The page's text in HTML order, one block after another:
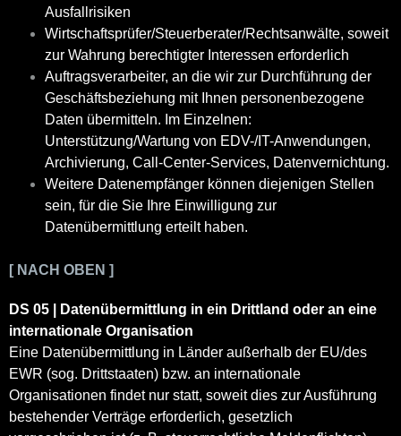
Ausfallrisiken
Wirtschaftsprüfer/Steuerberater/Rechtsanwälte, soweit
zur Wahrung berechtigter Interessen erforderlich
Auftragsverarbeiter, an die wir zur Durchführung der
Geschäftsbeziehung mit Ihnen personenbezogene
Daten übermitteln. Im Einzelnen:
Unterstützung/Wartung von EDV-/IT-Anwendungen,
Archivierung, Call-Center-Services, Datenvernichtung.
Weitere Datenempfänger können diejenigen Stellen
sein, für die Sie Ihre Einwilligung zur
Datenübermittlung erteilt haben.
[ NACH OBEN ]
DS 05 | Datenübermittlung in ein Drittland oder an eine
internationale Organisation
Eine Datenübermittlung in Länder außerhalb der EU/des
EWR (sog. Drittstaaten) bzw. an internationale
Organisationen findet nur statt, soweit dies zur Ausführung
bestehender Verträge erforderlich, gesetzlich